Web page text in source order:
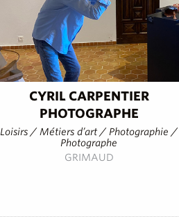
CYRIL CARPENTIER
PHOTOGRAPHE
Loisirs / Métiers d’art / Photographie /
Photographe
GRIMAUD